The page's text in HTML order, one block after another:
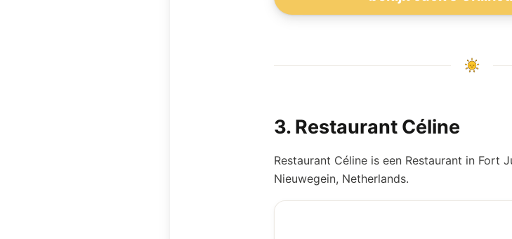
3. Restaurant Céline
Restaurant Céline is een Restaurant in Fort
Nieuwegein, Netherlands.